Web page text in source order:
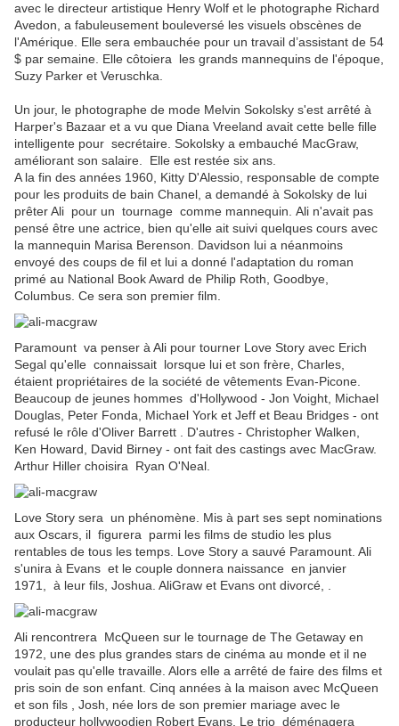
avec le directeur artistique Henry Wolf et le photographe Richard
Avedon, a fabuleusement bouleversé les visuels obscènes de
l'Amérique. Elle sera embauchée pour un travail d’assistant de 54
$ par semaine. Elle côtoiera les grands mannequins de l'époque,
Suzy Parker et Veruschka.
Un jour, le photographe de mode Melvin Sokolsky s'est arrêté à
Harper's Bazaar et a vu que Diana Vreeland avait cette belle fille
intelligente pour secrétaire. Sokolsky a embauché MacGraw,
améliorant son salaire. Elle est restée six ans.
A la fin des années 1960, Kitty D'Alessio, responsable de compte
pour les produits de bain Chanel, a demandé à Sokolsky de lui
prêter Ali pour un tournage comme mannequin. Ali n'avait pas
pensé être une actrice, bien qu'elle ait suivi quelques cours avec
la mannequin Marisa Berenson. Davidson lui a néanmoins
envoyé des coups de fil et lui a donné l'adaptation du roman
primé au National Book Award de Philip Roth, Goodbye,
Columbus. Ce sera son premier film.
Paramount va penser à Ali pour tourner Love Story avec Erich
Segal qu'elle connaissait lorsque lui et son frère, Charles,
étaient propriétaires de la société de vêtements Evan-Picone.
Beaucoup de jeunes hommes d'Hollywood - Jon Voight, Michael
Douglas, Peter Fonda, Michael York et Jeff et Beau Bridges - ont
refusé le rôle d'Oliver Barrett . D'autres - Christopher Walken,
Ken Howard, David Birney - ont fait des castings avec MacGraw.
Arthur Hiller choisira Ryan O'Neal.
Love Story sera un phénomène. Mis à part ses sept nominations
aux Oscars, il figurera parmi les films de studio les plus
rentables de tous les temps. Love Story a sauvé Paramount. Ali
s'unira à Evans et le couple donnera naissance en janvier
1971, à leur fils, Joshua. AliGraw et Evans ont divorcé, .
Ali rencontrera McQueen sur le tournage de The Getaway en
1972, une des plus grandes stars de cinéma au monde et il ne
voulait pas qu'elle travaille. Alors elle a arrêté de faire des films et
pris soin de son enfant. Cinq années à la maison avec McQueen
et son fils , Josh, née lors de son premier mariage avec le
producteur hollywoodien Robert Evans. Le trio déménagera